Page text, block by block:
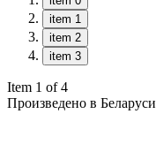
item 1
item 2
item 3
Item 1 of 4
Произведено в Беларуси